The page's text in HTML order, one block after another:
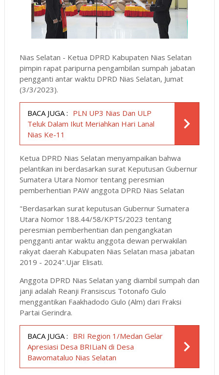
Nias Selatan - Ketua DPRD Kabupaten Nias Selatan
pimpin rapat paripurna pengambilan sumpah jabatan
pengganti antar waktu DPRD Nias Selatan, Jumat
(3/3/2023).
BACA JUGA : PLN UP3 Nias Dan ULP
Teluk Dalam Ikut Meriahkan Hari Lanal
Nias Ke-11
Ketua DPRD Nias Selatan menyampaikan bahwa
pelantikan ini berdasarkan surat Keputusan Gubernur
Sumatera Utara Nomor tentang peresmian
pemberhentian PAW anggota DPRD Nias Selatan
"Berdasarkan surat keputusan Gubernur Sumatera
Utara Nomor 188.44/58/KPTS/2023 tentang
peresmian pemberhentian dan pengangkatan
pengganti antar waktu anggota dewan perwakilan
rakyat daerah Kabupaten Nias Selatan masa jabatan
2019 - 2024".Ujar Elisati.
Anggota DPRD Nias Selatan yang diambil sumpah dan
janji adalah Reanji Fransiscus Totonafo Gulo
menggantikan Faakhadodo Gulo (Alm) dari Fraksi
Partai Gerindra.
BACA JUGA : BRI Region 1/Medan Gelar
Apresiasi Desa BRILiaN di Desa
Bawomataluo Nias Selatan